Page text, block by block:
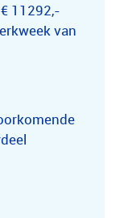
11292,-
van